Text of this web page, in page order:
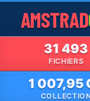
AMSTRAD
31 493
FICHIERS
1 007,95